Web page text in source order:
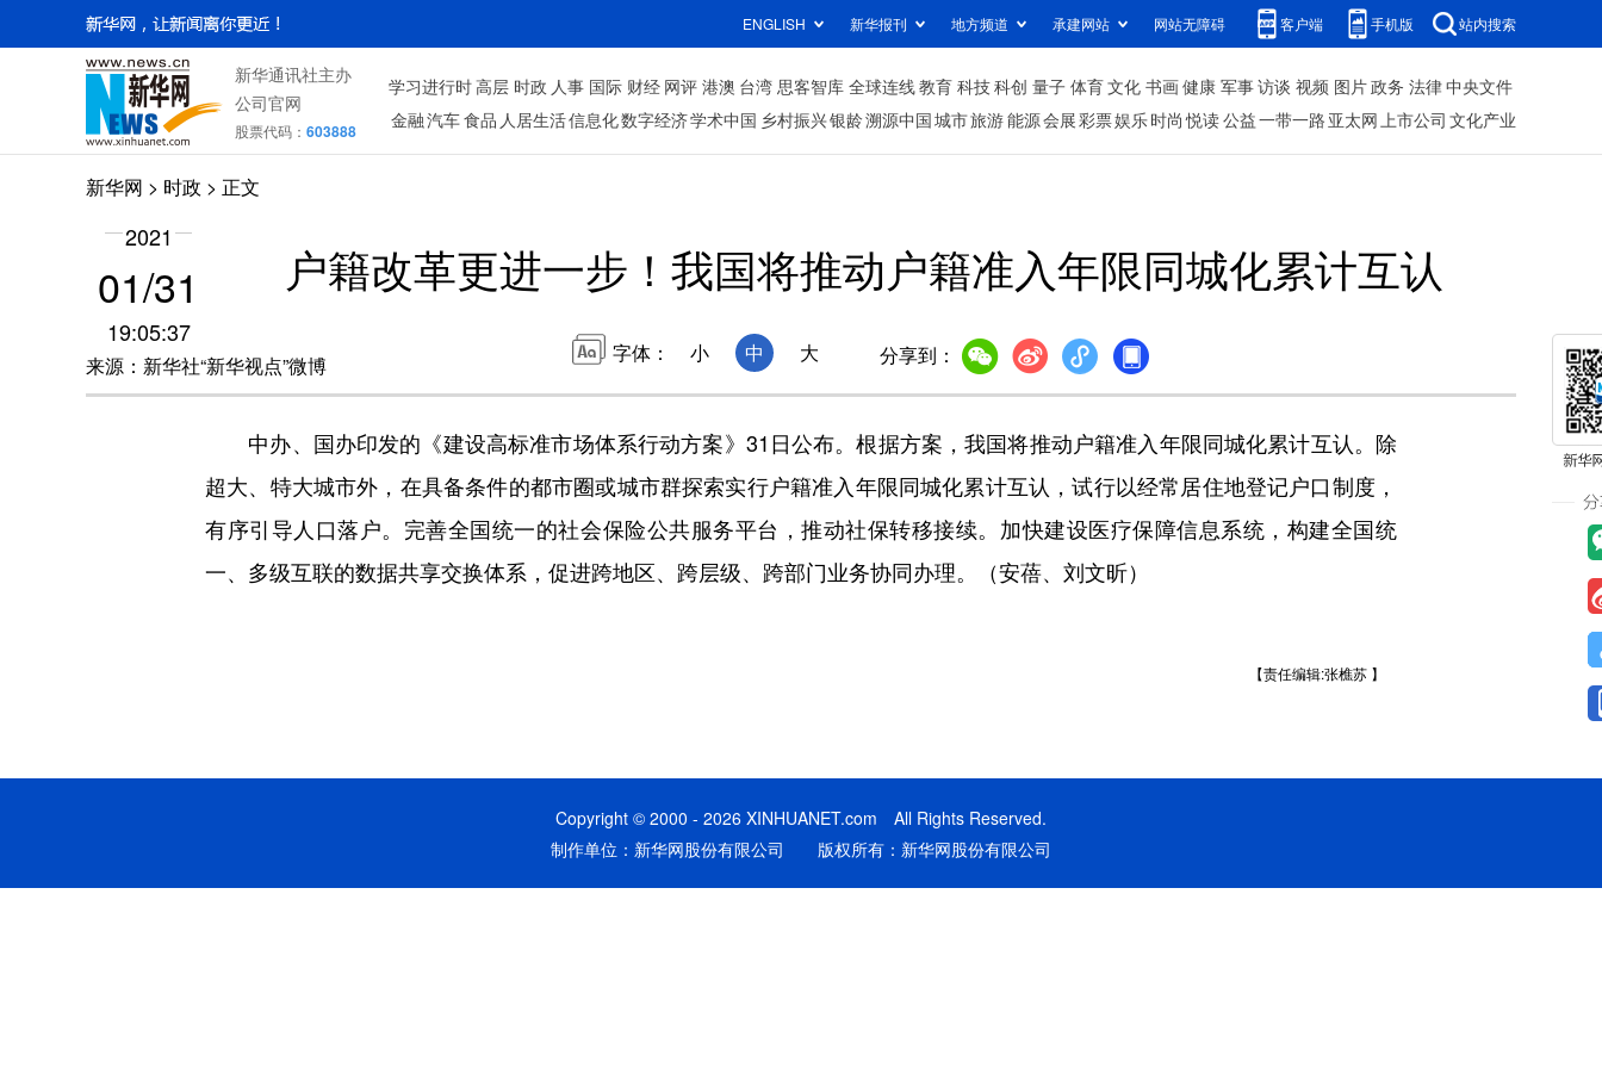
ENGLISH 新华报刊 地方频道 承建网站 网站无障碍 客户端 手机版 站内搜索
新华通讯社主办
公司官网
股票代码： 603888
学习进行时高层 时政 人事 国际 财经 网评 港澳 台湾 思客智库 全球连线教育 科技科创 量子 体育文化 书画健康 军事访谈 视频 图片政务 法律中央文件
金融汽车食品 人居生活信息化数字经济学术中国 乡村振兴银龄溯源中国城市旅游能源会展彩票娱乐时尚 悦读公益一带一路 亚太网上市公司 文化产业
新华网 > 时政 > 正文
2021
01/31
19:05:37
来源：新华社“新华视点”微博
户籍改革更进一步！我国将推动户籍准入年限同城化累计互认
字体： 小 中 大 分享到：
中办、国办印发的《建设高标准市场体系行动方案》31日公布。根据方案，我国将推动户籍准入年限同城化累计互认。除
超大、特大城市外，在具备条件的都市圈或城市群探索实行户籍准入年限同城化累计互认，试行以经常居住地登记户口制度，
有序引导人口落户。完善全国统一的社会保险公共服务平台，推动社保转移接续。加快建设医疗保障信息系统，构建全国统
一、多级互联的数据共享交换体系，促进跨地区、跨层级、跨部门业务协同办理。（安蓓、刘文昕）
【责任编辑:张樵苏 】
Copyright © 2000 - 2026 XINHUANET.com All Rights Reserved.
制作单位：新华网股份有限公司 版权所有：新华网股份有限公司